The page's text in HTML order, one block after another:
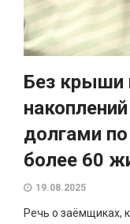
Без крыши
долгами
более 60
19.08.2025
Речь о заёмщиках,